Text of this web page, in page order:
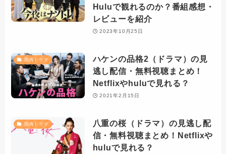
Huluで観れるのか？番組感想・
レビューを紹介
2023年10月25日
国内ドラマ
ハケンの品格2（ドラマ）の見
逃し配信・無料視聴まとめ！
Netflixやhuluで見れる？
2021年2月15日
国内ドラマ
八重の桜（ドラマ）の見逃し配
信・無料視聴まとめ！Netflixや
huluで見れる？